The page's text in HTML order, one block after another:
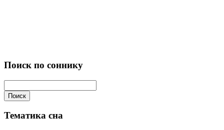
Поиск по соннику
Поиск
Тематика сна